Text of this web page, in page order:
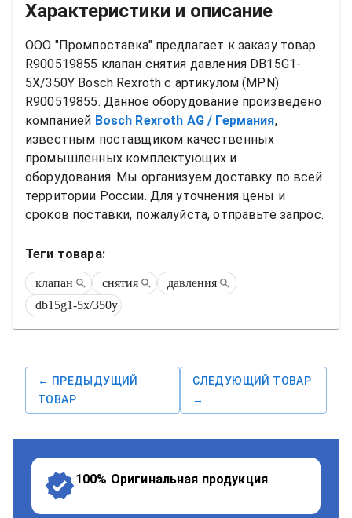
Характеристики и описание
ООО "Промпоставка" предлагает к заказу товар
R900519855 клапан снятия давления DB15G1-
5X/350Y Bosch Rexroth
с артикулом (MPN)
R900519855. Данное оборудование произведено
компанией Bosch Rexroth AG / Германия,
известным поставщиком качественных
промышленных комплектующих и
оборудования. Мы организуем доставку по всей
территории России. Для уточнения цены и
сроков поставки, пожалуйста, отправьте запрос.
Теги товара:
клапан снятия
давления
db15g1-5x/350y
← ПРЕДЫДУЩИЙ
ТОВАР
СЛЕДУЮЩИЙ ТОВАР
→
100% Оригинальная продукция